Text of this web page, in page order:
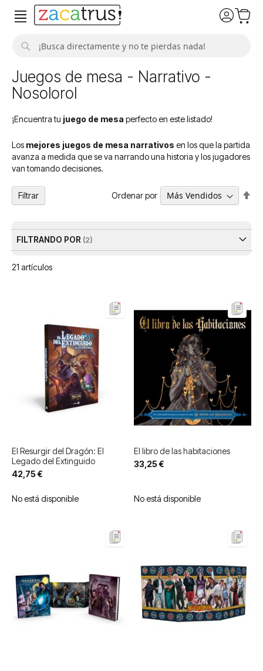
Juegos de mesa - Narrativo -
Nosolorol
¡Encuentra tu juego de mesa perfecto en este listado!
Los mejores juegos de mesa narrativos en los que la partida
avanza a medida que se va narrando una historia y los jugadores
van tomando decisiones.
21 artículos
Ordenar por
El Resurgir del Dragón: El
Legado del Extinguido
42,75 €
No está disponible
El libro de las habitaciones
33,25 €
No está disponible
Filtrar
FILTRANDO POR